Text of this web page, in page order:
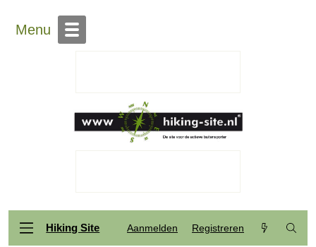
Menu
Hiking Site Aanmelden Registreren